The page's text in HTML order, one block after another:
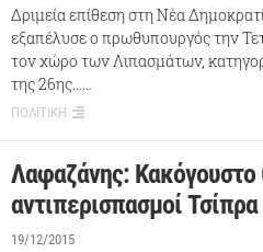
Δριμεία επίθεση στη Νέα
εξαπέλυσε ο πρωθυπουργός την
τον χώρο των Λιπασμάτων,
της 26ης……
ΠΟΛΙΤΙΚΗ
Λαφαζάνης: Κακόγουστο
αντιπερισπασμοί Τσίπρα
19/12/2015